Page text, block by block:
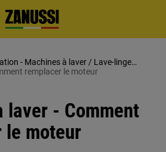
- Machines à laver / Lave-linge
remplacer le moteur
laver - Comment
le moteur